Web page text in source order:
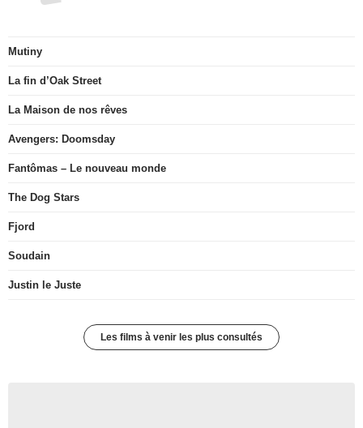
Mutiny
La fin d’Oak Street
La Maison de nos rêves
Avengers: Doomsday
Fantômas – Le nouveau monde
The Dog Stars
Fjord
Soudain
Justin le Juste
Les films à venir les plus consultés